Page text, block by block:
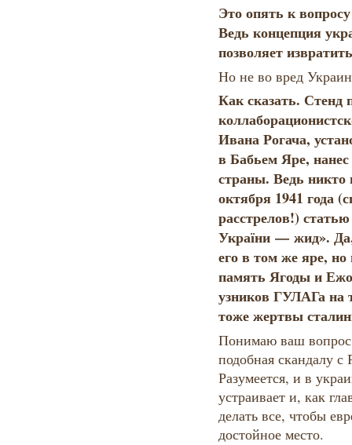
Это опять к
Ведь концепция
позволяет
Но не во вред
Как сказать. Стенд
Ивана Рогача,
в Бабьем Яре,
страны. Ведь никто
октября 1941 года
расстрелов!)
України — жид».
его в том же яре,
память Ягоды и
узников ГУЛАГа на
тоже жертвы
Понимаю ваш вопрос
подобная скандалу с
Разумеется, и в
устраивает и, как
делать все, чтобы
достойное место.